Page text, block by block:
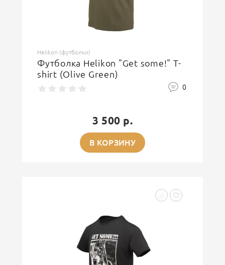
Helikon (футболки)
Футболка Helikon "Get some!" T-
shirt (Olive Green)
0
3 500 р.
В КОРЗИНУ